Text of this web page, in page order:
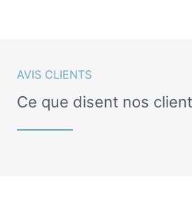
AVIS CLIENTS
Ce que disent nos